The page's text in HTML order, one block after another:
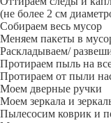
(не более 2 см
Собираем весь мусор
Меняем пакеты в
Раскладываем/
Протираем пыль на
Протираем от пыли
Моем дверные ручки
Моем зеркала и
Пылесосим коврик и